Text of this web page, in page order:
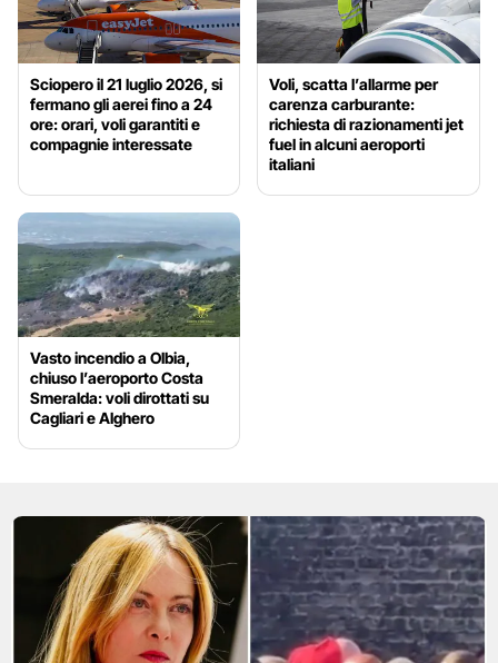
Sciopero il 21 luglio 2026, si
fermano gli aerei fino a 24
ore: orari, voli garantiti e
compagnie interessate
Voli, scatta l’allarme per
carenza carburante:
richiesta di razionamenti jet
fuel in alcuni aeroporti
italiani
Vasto incendio a Olbia,
chiuso l’aeroporto Costa
Smeralda: voli dirottati su
Cagliari e Alghero